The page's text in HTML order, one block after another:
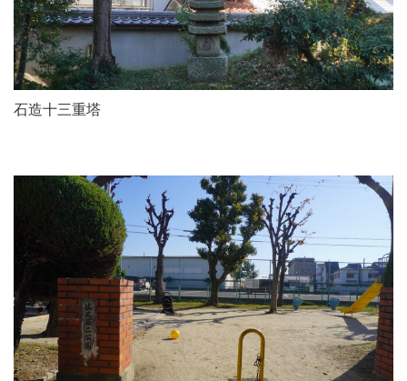
石造十三重塔